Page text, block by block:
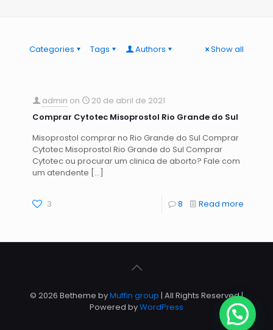
Categories Tags Authors Show all
admin on
20 de abril de 2021
Comprar Cytotec Misoprostol Rio Grande do Sul
Misoprostol comprar no Rio Grande do Sul Comprar
Cytotec Misoprostol Rio Grande do Sul Comprar
Cytotec ou procurar um clinica de aborto? Fale com
um atendente […]
3 8 Read more
© 2026 Betheme byMuffin group | All Rights Reserved |
Powered byWordPress